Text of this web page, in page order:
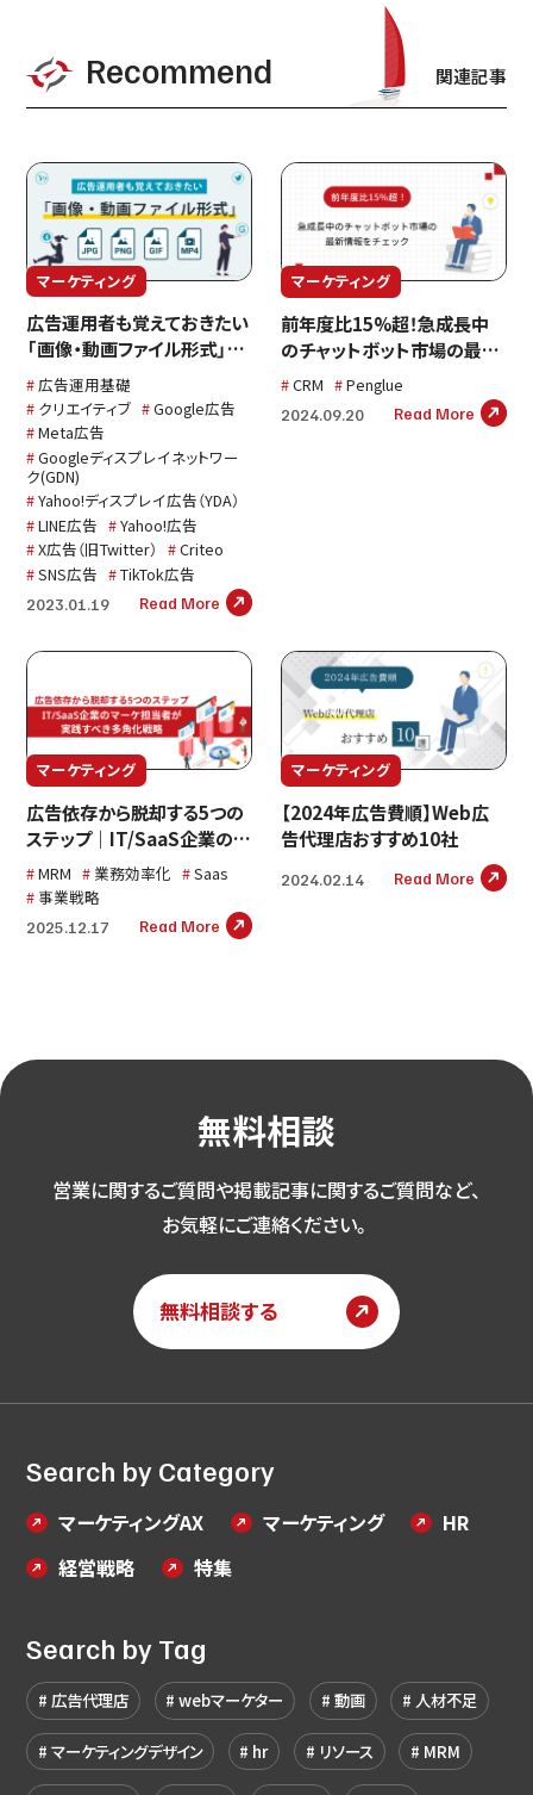
Recommend 関連記事
マーケティング
広告運用者も覚えておきたい
「画像・動画ファイル形式」に
ついて〜JPG・PNG・GIF・
MP4何が違うの？〜
広告運用基礎
クリエイティブ
Google広告
Meta広告
Googleディスプレイネットワー
ク(GDN)
Yahoo!ディスプレイ広告（YDA）
LINE広告
Yahoo!広告
X広告（旧Twitter）
Criteo
SNS広告
TikTok広告
2023.01.19 Read More
マーケティング
前年度比15%超！急成長中
のチャットボット市場の最新
情報をチェック
CRM Penglue
2024.09.20 Read More
マーケティング
広告依存から脱却する5つの
ステップ｜IT/SaaS企業のマ
ーケティング担当者が実践す
べき多角化戦略
MRM 業務効率化
Saas
事業戦略
2025.12.17 Read More
マーケティング
【2024年広告費順】Web広
告代理店おすすめ10社
2024.02.14 Read More
無料相談
営業に関するご質問や掲載記事に関するご質問など、
お気軽にご連絡ください。
無料相談する
Search by Category
マーケティングAX マーケティング
HR
経営戦略
特集
Search by Tag
広告代理店 webマーケター 動画 人材不足
マーケティングデザイン hr リソース MRM